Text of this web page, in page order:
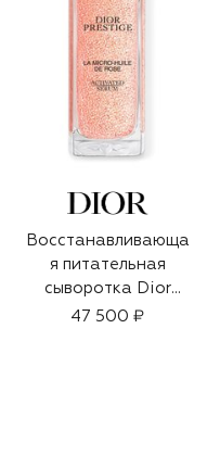
Восстанавливающа
я питательная
сыворотка Dior
Prestige La Micro-
47 500 ₽